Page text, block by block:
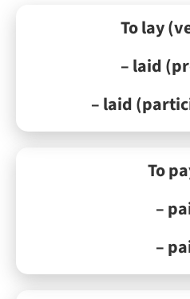
To lay
– laid
– laid
To
–
–